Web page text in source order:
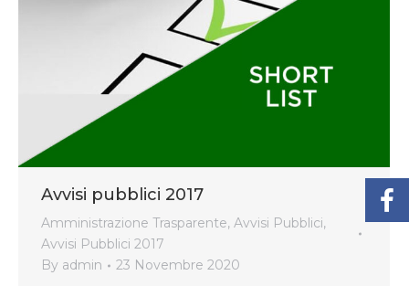
Avvisi pubblici 2017
Amministrazione Trasparente, Avvisi Pubblici,
Avvisi Pubblici 2017
By admin 23 Novembre 2020